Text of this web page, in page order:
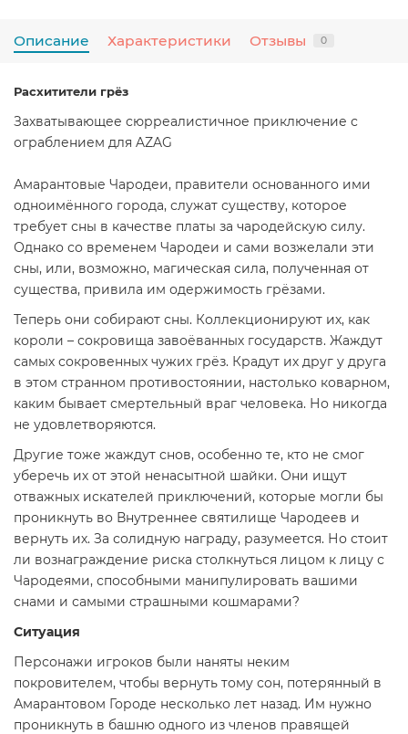
Описание Характеристики Отзывы 0
Расхитители грёз
Захватывающее сюрреалистичное приключение с
ограблением для AZAG
Амарантовые Чародеи, правители основанного ими
одноимённого города, служат существу, которое
требует сны в качестве платы за чародейскую силу.
Однако со временем Чародеи и сами возжелали эти
сны, или, возможно, магическая сила, полученная от
существа, привила им одержимость грёзами.
Теперь они собирают сны. Коллекционируют их, как
короли – сокровища завоёванных государств. Жаждут
самых сокровенных чужих грёз. Крадут их друг у друга
в этом странном противостоянии, настолько коварном,
каким бывает смертельный враг человека. Но никогда
не удовлетворяются.
Другие тоже жаждут снов, особенно те, кто не смог
уберечь их от этой ненасытной шайки. Они ищут
отважных искателей приключений, которые могли бы
проникнуть во Внутреннее святилище Чародеев и
вернуть их. За солидную награду, разумеется. Но стоит
ли вознаграждение риска столкнуться лицом к лицу с
Чародеями, способными манипулировать вашими
снами и самыми страшными кошмарами?
Ситуация
Персонажи игроков были наняты неким
покровителем, чтобы вернуть тому сон, потерянный в
Амарантовом Городе несколько лет назад. Им нужно
проникнуть в башню одного из членов правящей